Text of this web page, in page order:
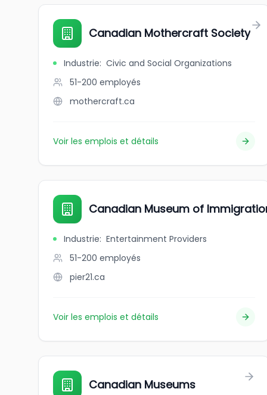
Canadian Mothercraft Society
Industrie: Civic and Social Organizations
51-200 employés
mothercraft.ca
Voir les emplois et détails
Canadian Museum of
Industrie: Entertainment Providers
51-200 employés
pier21.ca
Voir les emplois et détails
Canadian Museums